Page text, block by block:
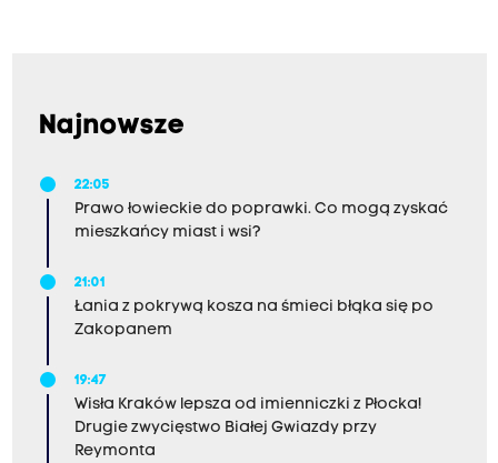
Najnowsze
22:05
Prawo łowieckie do poprawki. Co mogą zyskać
mieszkańcy miast i wsi?
21:01
Łania z pokrywą kosza na śmieci błąka się po
Zakopanem
19:47
Wisła Kraków lepsza od imienniczki z Płocka!
Drugie zwycięstwo Białej Gwiazdy przy
Reymonta